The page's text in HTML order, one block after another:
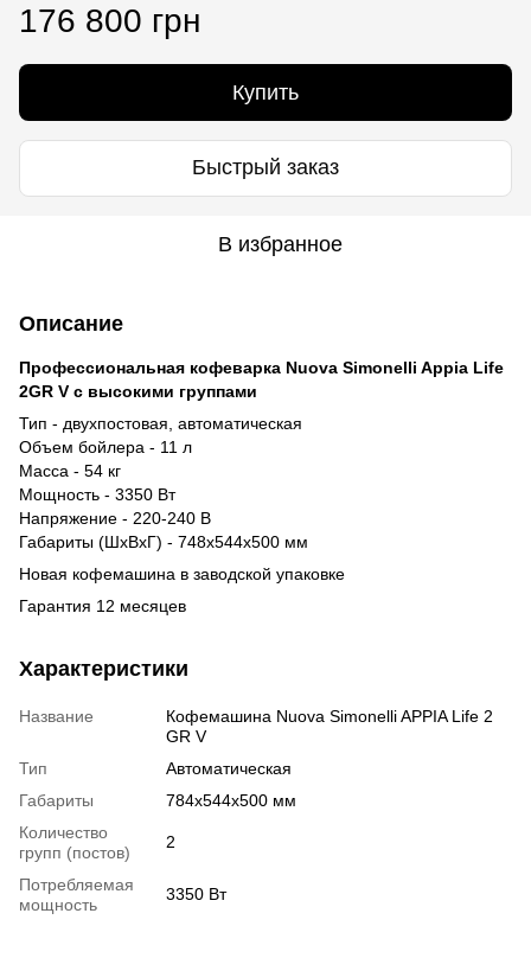
176 800 грн
Купить
Быстрый заказ
В избранное
Описание
Профессиональная кофеварка Nuova Simonelli Appia Life
2GR V с высокими группами
Тип - двухпостовая, автоматическая
Объем бойлера - 11 л
Масса - 54 кг
Мощность - 3350 Вт
Напряжение - 220-240 В
Габариты (ШхВхГ) - 748х544х500 мм
Новая кофемашина в заводской упаковке
Гарантия 12 месяцев
Характеристики
Название
Кофемашина Nuova Simonelli APPIA Life 2
GR V
Тип
Автоматическая
Габариты
784х544х500 мм
Количество
групп (постов)
2
Потребляемая
мощность
3350 Вт